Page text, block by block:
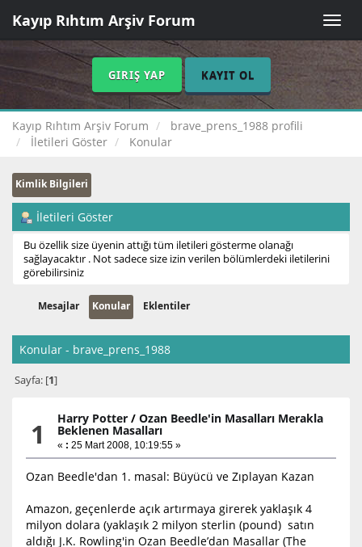
Toggle
Kayıp Rıhtım Arşiv Forum
GIRIŞ YAP KAYIT OL
Kayıp Rıhtım Arşiv Forum
brave_prens_1988 profili
İletileri Göster
Konular
Kimlik Bilgileri
İletileri Göster
Bu özellik size üyenin attığı tüm iletileri gösterme olanağı
sağlayacaktır . Not sadece size izin verilen bölümlerdeki iletilerini
görebilirsiniz
Mesajlar Konular Eklentiler
Konular - brave_prens_1988
Sayfa: [1]
1 Harry Potter /Ozan Beedle'in Masalları Merakla
Beklenen Masalları
« : 25 Mart 2008, 10:19:55 »
Ozan Beedle'dan 1. masal: Büyücü ve Zıplayan Kazan
Amazon, geçenlerde açık artırmaya girerek yaklaşık 4
milyon dolara (yaklaşık 2 milyon sterlin (pound) satın
aldığı J.K. Rowling'in Ozan Beedle’dan Masallar (The